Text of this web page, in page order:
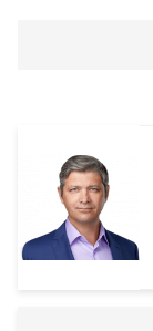
Фитнес клуб
электромобилей
охраны